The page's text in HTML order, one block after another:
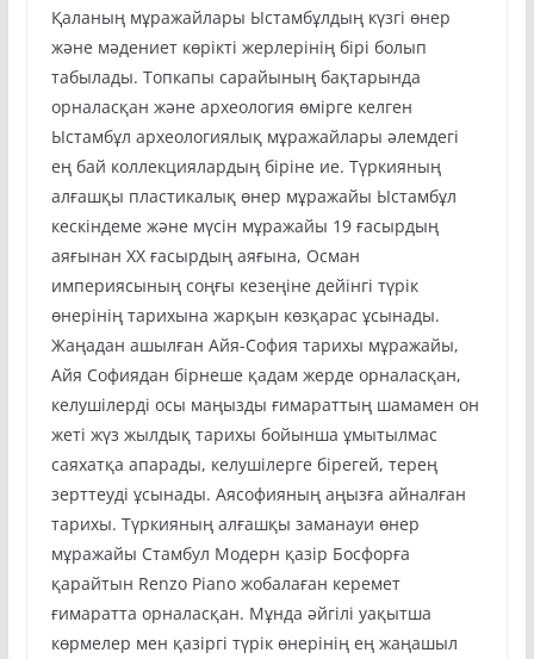
Қаланың мұражайлары Ыстамбұлдың күзгі өнер
және мәдениет көрікті жерлерінің бірі болып
табылады. Топкапы сарайының бақтарында
орналасқан және археология өмірге келген
Ыстамбұл археологиялық мұражайлары әлемдегі
ең бай коллекциялардың біріне ие. Түркияның
алғашқы пластикалық өнер мұражайы Ыстамбұл
кескіндеме және мүсін мұражайы 19 ғасырдың
аяғынан ХХ ғасырдың аяғына, Осман
империясының соңғы кезеңіне дейінгі түрік
өнерінің тарихына жарқын көзқарас ұсынады.
Жаңадан ашылған Айя-София тарихы мұражайы,
Айя Софиядан бірнеше қадам жерде орналасқан,
келушілерді осы маңызды ғимараттың шамамен он
жеті жүз жылдық тарихы бойынша ұмытылмас
саяхатқа апарады, келушілерге бірегей, терең
зерттеуді ұсынады. Аясофияның аңызға айналған
тарихы. Түркияның алғашқы заманауи өнер
мұражайы Стамбул Модерн қазір Босфорға
қарайтын Renzo Piano жобалаған керемет
ғимаратта орналасқан. Мұнда әйгілі уақытша
көрмелер мен қазіргі түрік өнерінің ең жаңашыл